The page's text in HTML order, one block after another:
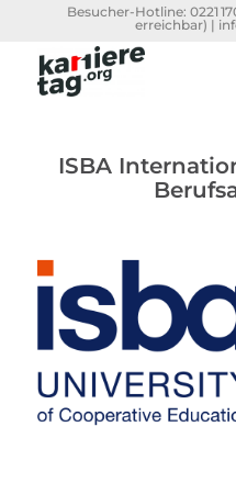
Besucher-Hotline:0221
erreichbar) |
ISBA